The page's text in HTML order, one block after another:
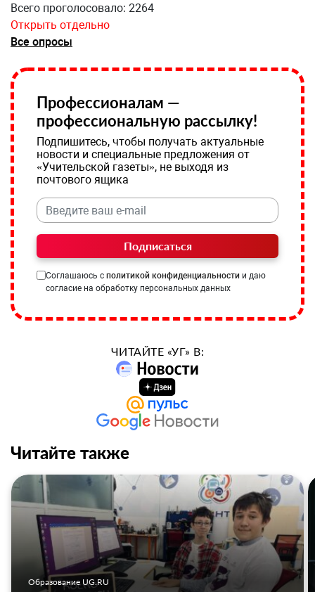
Всего проголосовало: 2264
Открыть отдельно
Все опросы
Профессионалам —
профессиональную рассылку!
Подпишитесь, чтобы получать актуальные
новости и специальные предложения от
«Учительской газеты», не выходя из
почтового ящика
Подписаться
Соглашаюсь с политикой конфиденциальности и даю
согласие на обработку персональных данных
ЧИТАЙТЕ «УГ» В:
Читайте также
Образование UG.RU